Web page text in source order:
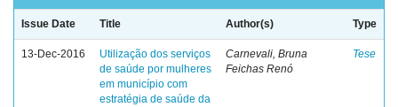
Issue Date Title Author(s) Type
13-Dec-2016
Utilização dos serviços
de saúde por mulheres
em município com
estratégia de saúde da
Carnevali, Bruna
Feichas Renó
Tese